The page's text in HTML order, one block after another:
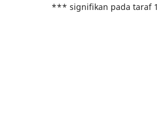
*** signifikan pada